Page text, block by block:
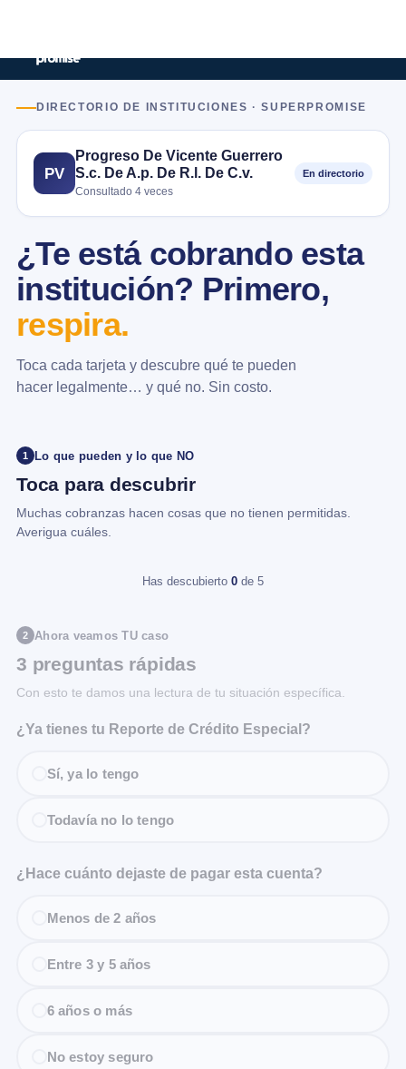
DIRECTORIO DE INSTITUCIONES · SUPERPROMISE
PV
Progreso De Vicente Guerrero
S.c. De A.p. De R.l. De C.v.
Consultado 4 veces
En directorio
¿Te está cobrando esta
institución? Primero,
respira.
Toca cada tarjeta y descubre qué te pueden
hacer legalmente… y qué no. Sin costo.
1 Lo que pueden y lo que NO
Toca para descubrir
Muchas cobranzas hacen cosas que no tienen permitidas.
Averigua cuáles.
Has descubierto 0 de 5
2 Ahora veamos TU caso
3 preguntas rápidas
Con esto te damos una lectura de tu situación específica.
¿Ya tienes tu Reporte de Crédito Especial?
Sí, ya lo tengo
Todavía no lo tengo
¿Hace cuánto dejaste de pagar esta cuenta?
Menos de 2 años
Entre 3 y 5 años
6 años o más
No estoy seguro